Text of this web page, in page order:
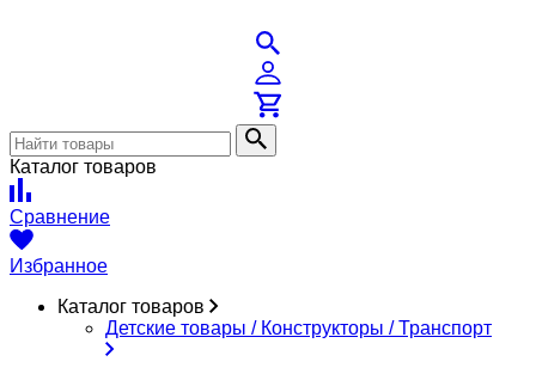
Каталог товаров
Сравнение
Избранное
Каталог товаров
Детские товары / Конструкторы / Транспорт